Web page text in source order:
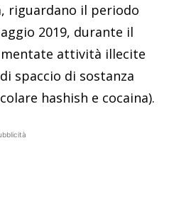
riguardano il periodo
2019, durante il
attività illecite
spaccio di sostanza
hashish e cocaina).